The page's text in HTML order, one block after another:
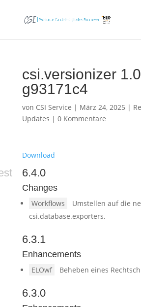
csi.versionizer
g93171c4
von CSI Service | März 24, 2025 |
Updates | 0 Kommentare
Download
6.4.0
Changes
Workflows
Umstellen auf die
csi.database.exporters.
6.3.1
Enhancements
ELOwf Beheben eines
6.3.0